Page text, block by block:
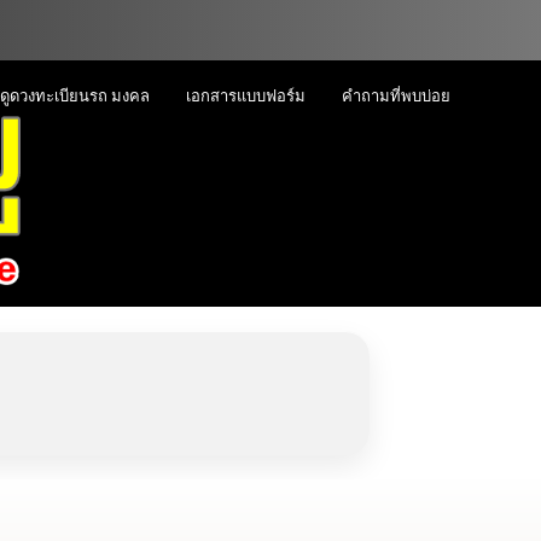
ดูดวงทะเบียนรถ มงคล เอกสารแบบฟอร์ม คำถามที่พบบ่อย